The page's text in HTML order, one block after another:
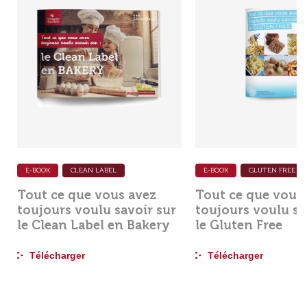
E-BOOK CLEAN LABEL
Tout ce que vous avez
toujours voulu savoir sur
le Clean Label en Bakery
Télécharger
E-BOOK GLUTEN FREE
Tout ce que vous
toujours voulu
le Gluten Free
Télécharger